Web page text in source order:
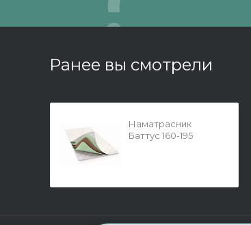
Ранее вы смотрели
Наматрасник
Баттус 160-195